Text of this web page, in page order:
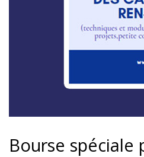
Bourse spéciale